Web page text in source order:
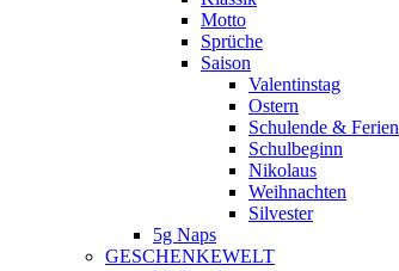
Motto
Sprüche
Saison
Valentinstag
Ostern
Schulende & Ferien
Schulbeginn
Nikolaus
Weihnachten
Silvester
5g Naps
GESCHENKEWELT